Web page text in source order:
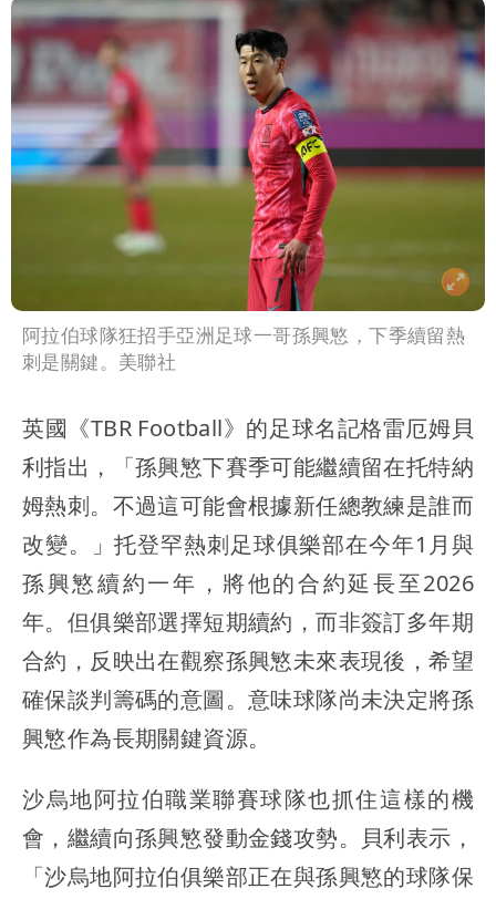
阿拉伯球隊狂招手亞洲足球一哥孫興慜，下季續留熱
刺是關鍵。美聯社
英國《TBR Football》的足球名記格雷厄姆貝
利指出，「孫興慜下賽季可能繼續留在托特納
姆熱刺。不過這可能會根據新任總教練是誰而
改變。」托登罕熱刺足球俱樂部在今年1月與
孫興慜續約一年，將他的合約延長至2026
年。但俱樂部選擇短期續約，而非簽訂多年期
合約，反映出在觀察孫興慜未來表現後，希望
確保談判籌碼的意圖。意味球隊尚未決定將孫
興慜作為長期關鍵資源。
沙烏地阿拉伯職業聯賽球隊也抓住這樣的機
會，繼續向孫興慜發動金錢攻勢。貝利表示，
「沙烏地阿拉伯俱樂部正在與孫興慜的球隊保